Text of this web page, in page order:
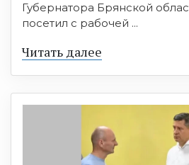
Губернатора Брянской
посетил с рабочей ...
Читать далее